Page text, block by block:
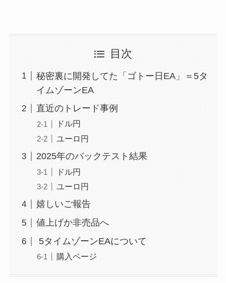
目次
秘密裏に開発してた「ゴトー日EA」＝5タ
イムゾーンEA
直近のトレード事例
ドル円
ユーロ円
2025年のバックテスト結果
ドル円
ユーロ円
嬉しいご報告
値上げか非売品へ
5タイムゾーンEAについて
購入ページ